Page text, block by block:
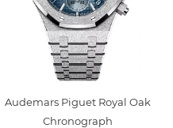
Audemars Piguet Royal Oak
Chronograph